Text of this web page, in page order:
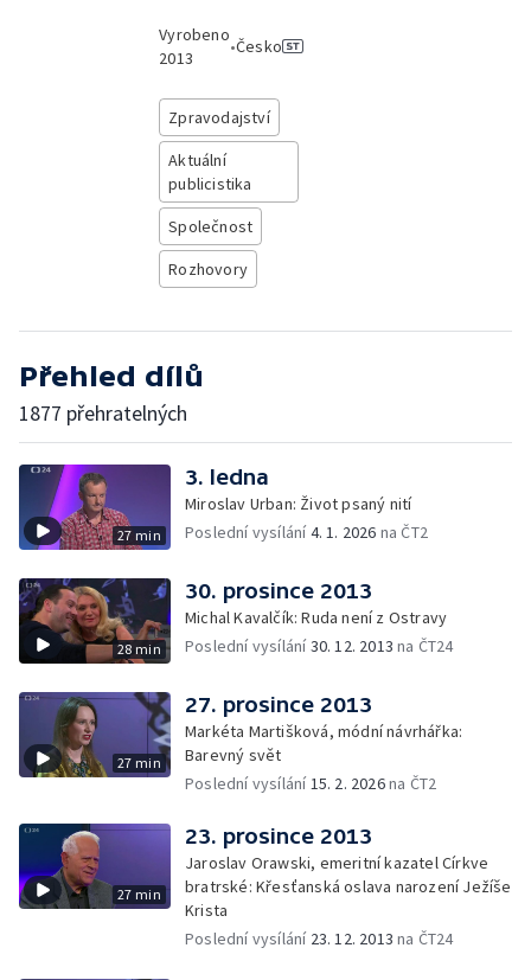
Vyrobeno
2013
•Česko
Zpravodajství
Aktuální
publicistika
Společnost
Rozhovory
Přehled dílů
1877 přehratelných
27 min
3. ledna
Miroslav Urban: Život psaný nití
Poslední vysílání4. 1. 2026 na ČT2
28 min
30. prosince 2013
Michal Kavalčík: Ruda není z Ostravy
Poslední vysílání30. 12. 2013 na ČT24
27 min
27. prosince 2013
Markéta Martišková, módní návrhářka:
Barevný svět
Poslední vysílání15. 2. 2026na ČT2
27 min
23. prosince 2013
Jaroslav Orawski, emeritní kazatel Církve
bratrské: Křesťanská oslava narození Ježíše
Krista
Poslední vysílání 23. 12. 2013 na ČT24